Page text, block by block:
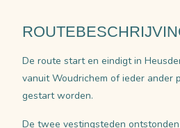
De route start en eindigt in
vanuit Woudrichem of ieder ander
gestart worden.
De twee vestingsteden